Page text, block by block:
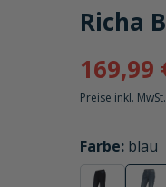
Richa
169,99
Preise inkl.
Farbe
auswählen
: blau